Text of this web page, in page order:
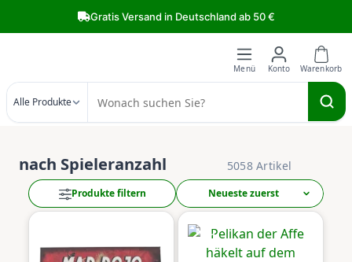
Zum Hauptinhalt springenGratis Versand in Deutschland ab 50 €
Alle Produkte
nach Spieleranzahl 5058 Artikel
Produkte filtern
Neu